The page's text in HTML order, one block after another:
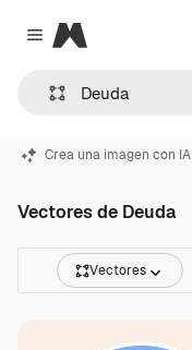
Close menu
Magnific
Crea una imagen con IA
Vectores de Deuda
Vectores